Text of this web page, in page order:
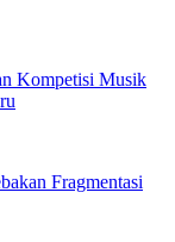
Kompetisi Musik
Fragmentasi